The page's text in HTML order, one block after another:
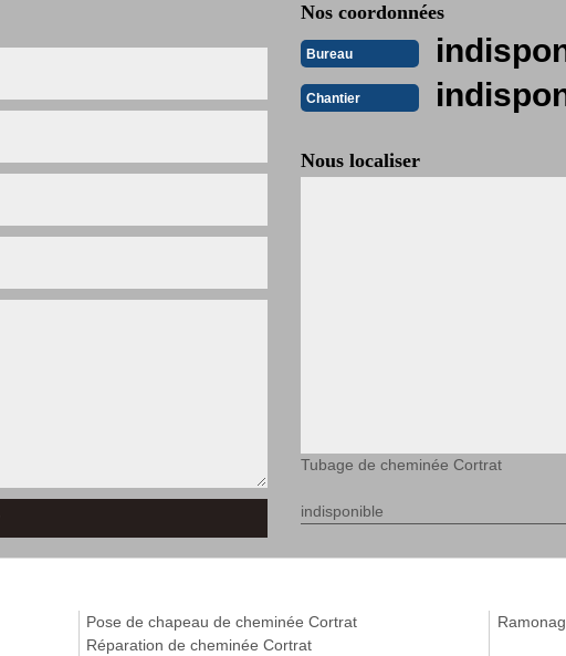
Nos coordonnées
Bureau
Chantier
Nous localiser
Tubage de cheminée Cortrat
indisponible
Pose de chapeau de cheminée Cortrat
Réparation de cheminée Cortrat